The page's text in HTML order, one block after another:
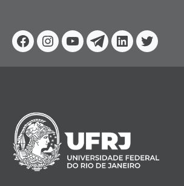
Facebook
Instagram
YoutubeTelegram
Linkedin
Twitter